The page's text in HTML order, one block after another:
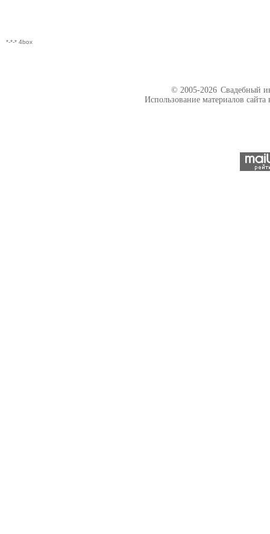
*-*-* 4box
© 2005-2026 Свадебный
Использование материалов